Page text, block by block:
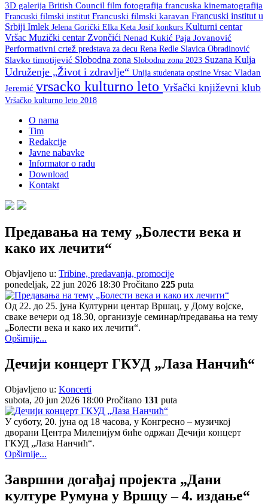
3D galerija British Council film fotografija francuska kinematografija
Francuski filmski institut Francuski filmski karavan Francuski institut u
Srbiji Imlek Jelena Gorički Elka Keta Josif konkurs Kulturni centar
Vršac Muzički centar Zvončići Nenad Kukić Paja Jovanović
Performativni crtež predstava za decu Rena Redle Slavica Obradinović
Slavko timotijević Slobodna zona Slobodna zona 2023 Suzana Kulja
Udruženje „Život i zdravlje“ Unija studenata opstine Vrsac Vladan
Jeremić vrsacko kulturno leto Vršački književni klub
Vršačko kulturno leto 2018
O nama
Tim
Redakcije
Javne nabavke
Informator o radu
Download
Kontakt
Предавањa на тему „Болести века и
како их лечити“
Objavljeno u: Tribine, predavanja, promocije
ponedeljak, 22 jun 2026 18:30 Pročitano 225 puta
Од 22. до 25. јуна Културни центар Вршац, у Дому војске,
сваке вечери од 18.30, организује семинар/предавањa на тему
„Болести века и како их лечити“.
Opširnije...
Дечији концерт ГКУД „Лаза Нанчић“
Objavljeno u: Koncerti
subota, 20 jun 2026 18:00 Pročitano 131 puta
У суботу, 20. јуна од 18 часова, у Конгресно – музичкој
дворани Центра Миленијум биће одржан Дечији концерт
ГКУД „Лаза Нанчић“.
Opširnije...
Завршни догађај пројекта „Дани
културе Румуна у Вршцу – 4. издање“